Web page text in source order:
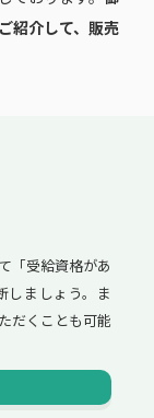
紹介して、販売
「受給資格があ
しましょう。ま
だくことも可能